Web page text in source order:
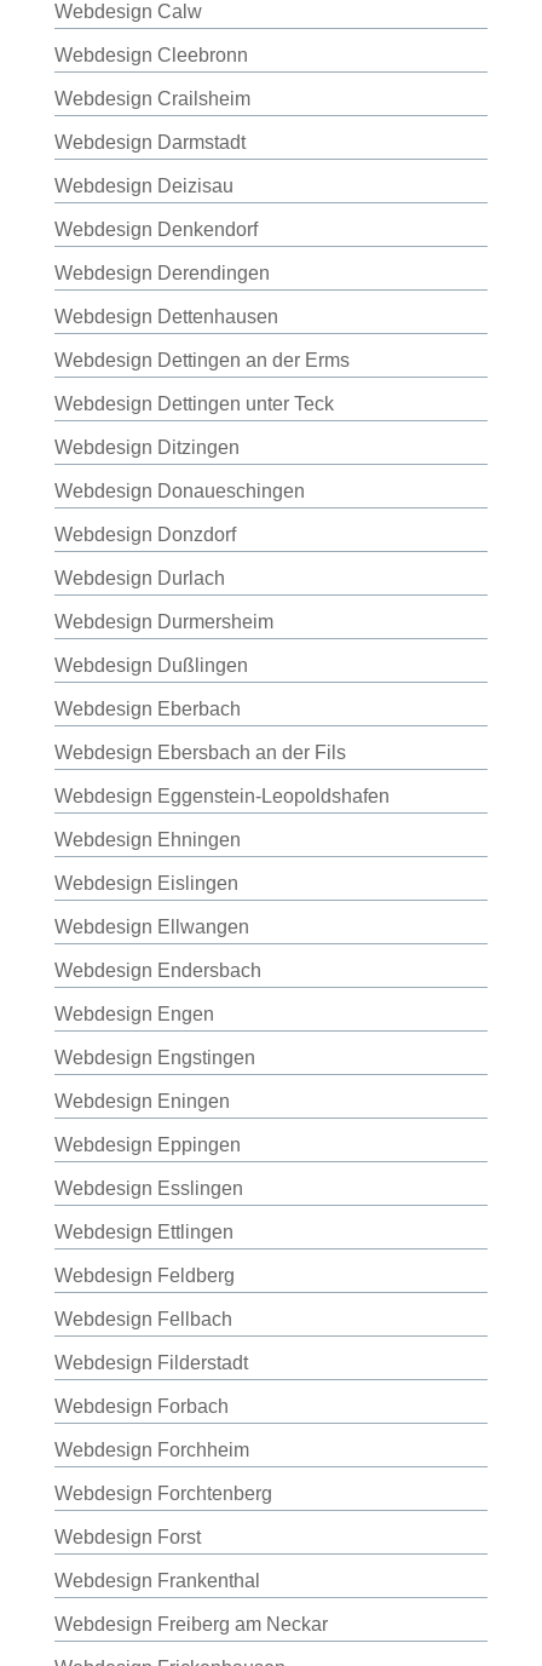
Webdesign Calw
Webdesign Cleebronn
Webdesign Crailsheim
Webdesign Darmstadt
Webdesign Deizisau
Webdesign Denkendorf
Webdesign Derendingen
Webdesign Dettenhausen
Webdesign Dettingen an der Erms
Webdesign Dettingen unter Teck
Webdesign Ditzingen
Webdesign Donaueschingen
Webdesign Donzdorf
Webdesign Durlach
Webdesign Durmersheim
Webdesign Dußlingen
Webdesign Eberbach
Webdesign Ebersbach an der Fils
Webdesign Eggenstein-Leopoldshafen
Webdesign Ehningen
Webdesign Eislingen
Webdesign Ellwangen
Webdesign Endersbach
Webdesign Engen
Webdesign Engstingen
Webdesign Eningen
Webdesign Eppingen
Webdesign Esslingen
Webdesign Ettlingen
Webdesign Feldberg
Webdesign Fellbach
Webdesign Filderstadt
Webdesign Forbach
Webdesign Forchheim
Webdesign Forchtenberg
Webdesign Forst
Webdesign Frankenthal
Webdesign Freiberg am Neckar